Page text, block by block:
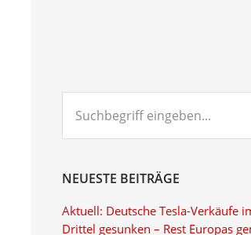
eingeben...
NEUESTE BEITRÄGE
Aktuell: Deutsche Tesla-Verkäufe
Drittel gesunken – Rest Europas